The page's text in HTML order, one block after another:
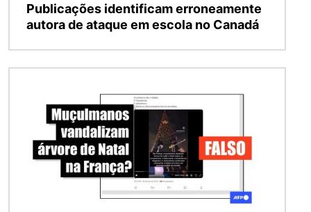
Publicações identificam erroneamente
autora de ataque em escola no Canadá